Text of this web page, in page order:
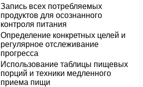
Запись всех потребляемых
продуктов для осознанного
контроля питания
Определение конкретных целей и
регулярное отслеживание
прогресса
Использование таблицы пищевых
порций и техники медленного
приема пищи